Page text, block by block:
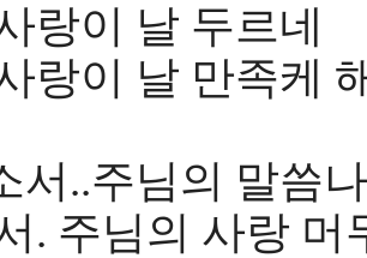
랑이 날 두르네
랑이 날 만족케
서..주님의 말씀
. 주님의 사랑 머